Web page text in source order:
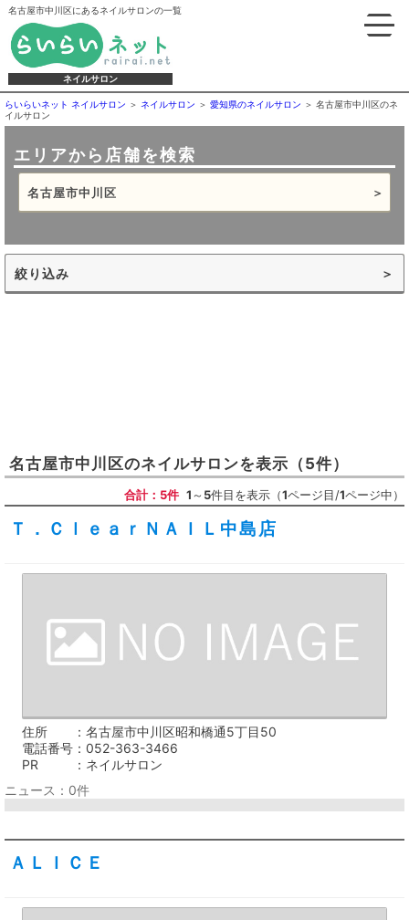
名古屋市中川区にあるネイルサロンの一覧
ネイルサロン
らいらいネット ネイルサロン ネイルサロン 愛知県のネイルサロン
名古屋市中川区のネ
イルサロン
エリアから店舗を検索
名古屋市中川区
絞り込み
名古屋市中川区のネイルサロンを表示 （5件）
合計：5件 1～ 5件目を表示（1ページ目/1ページ中）
Ｔ．ＣｌｅａｒＮＡＩＬ中島店
住所
名古屋市中川区昭和橋通5丁目50
電話番号
052-363-3466
PR
ネイルサロン
ニュース：0件
ＡＬＩＣＥ